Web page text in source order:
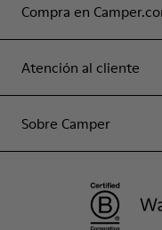
Compra en
Atención al cliente
Sobre Camper